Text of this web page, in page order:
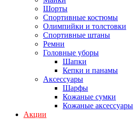
Шорты
Спортивные костюмы
Олимпийки и толстовки
Спортивные штаны
Ремни
Головные уборы
Шапки
Кепки и панамы
Аксессуары
Шарфы
Кожаные сумки
Кожаные аксессуары
Акции